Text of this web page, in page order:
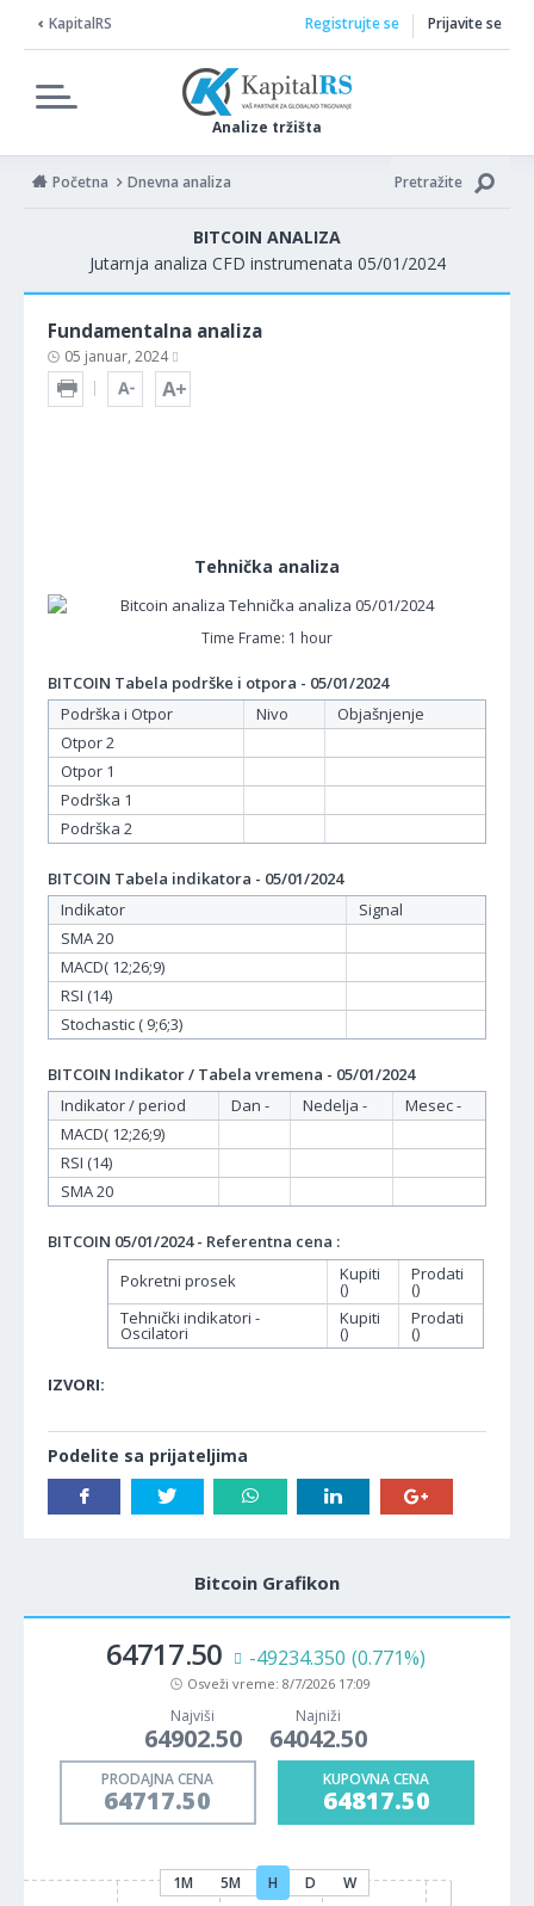
KapitalRS
Analize tržišta
Registrujte se Prijavite se
Početna Dnevna analiza Pretražite
BITCOIN ANALIZA
Jutarnja analiza CFD instrumenata 05/01/2024
Fundamentalna analiza
05 januar, 2024
Tehnička analiza
Time Frame: 1 hour
BITCOIN Tabela podrške i otpora - 05/01/2024
Podrška i Otpor
Nivo
Objašnjenje
Otpor 2
Otpor 1
Podrška 1
Podrška 2
BITCOIN Tabela indikatora - 05/01/2024
Indikator
Signal
SMA 20
MACD( 12;26;9)
RSI (14)
Stochastic ( 9;6;3)
BITCOIN Indikator / Tabela vremena - 05/01/2024
Indikator / period
Dan - Nedelja -
Mesec -
MACD( 12;26;9)
RSI (14)
SMA 20
BITCOIN 05/01/2024 - Referentna cena :
Pokretni prosek
Kupiti
()
Prodati
()
Tehnički indikatori -
Oscilatori
Kupiti
()
Prodati
()
IZVORI:
Podelite sa prijateljima
Bitcoin Grafikon
64717.50 -49234.350 (0.771%)
Osveži vreme: 8/7/2026 17:09
Najviši
64902.50
Najniži
64042.50
PRODAJNA CENA
64717.50
KUPOVNA CENA
64817.50
1M 5M H D W